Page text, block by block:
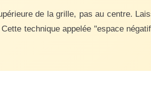
de la grille, pas au centre.
technique appelée "espace